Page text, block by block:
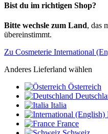
Bist du im richtigen Shop?
Bitte wechsle zum Land, das
übereinstimmt.
Zu Cosmeterie International
Anderes Lieferland wählen
Österreich
Italia
France